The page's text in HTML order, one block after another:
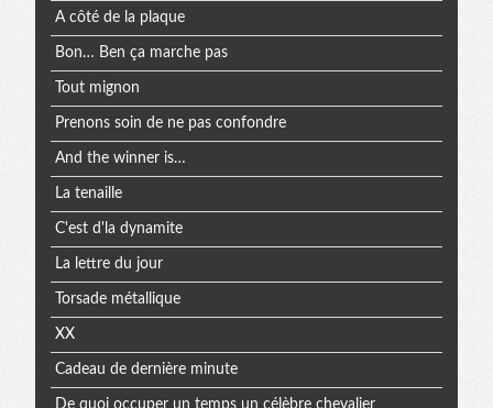
A côté de la plaque
Bon… Ben ça marche pas
Tout mignon
Prenons soin de ne pas confondre
And the winner is…
La tenaille
C'est d'la dynamite
La lettre du jour
Torsade métallique
XX
Cadeau de dernière minute